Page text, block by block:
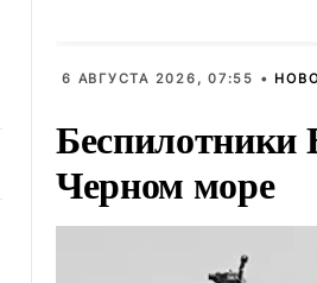
6 АВГУСТА 2026, 07:55 •
Беспилотники
Черном море